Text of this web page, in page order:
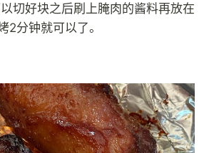
切好块之后刷上腌肉的酱料再放在
2分钟就可以了。